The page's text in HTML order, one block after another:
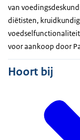
van
diëtisten,
voor aankoop door
Hoort bij